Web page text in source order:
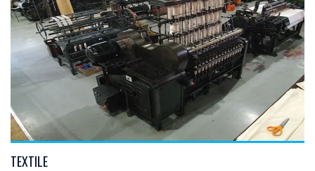
VIEW DETAILS
TEXTILE